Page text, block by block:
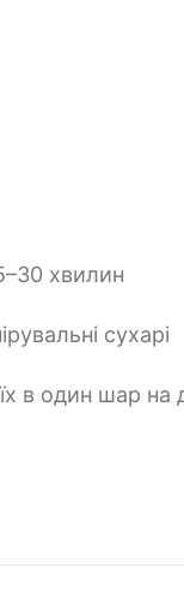
хвилин
сухарі
в один шар на